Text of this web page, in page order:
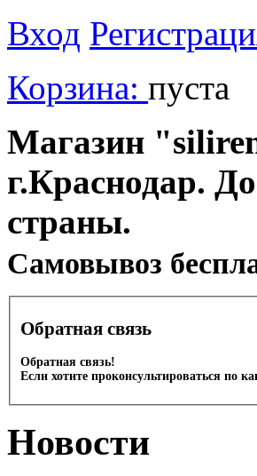
Вход
Корзина: пуста
Магазин
г.Краснодар.
страны.
Cамовывоз
Обратная связь
Обратная связь!
Если хотите проконсультироваться по
Новости